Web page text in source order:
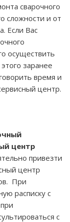
сварочного
сложности и от
Если Вас
осуществить
заранее
время и
центр.
центр
привезти
центр
При
расписку с
с